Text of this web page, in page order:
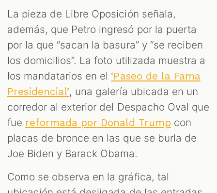
La pieza de Libre Oposición señala,
además, que Petro ingresó por la puerta
por la que “sacan la basura” y “se reciben
los domicilios”. La foto utilizada muestra a
los mandatarios en el ‘Paseo de la Fama
Presidencial’, una galería ubicada en un
corredor al exterior del Despacho Oval que
fue reformada por Donald Trump con
placas de bronce en las que se burla de
Joe Biden y Barack Obama.
Como se observa en la gráfica, tal